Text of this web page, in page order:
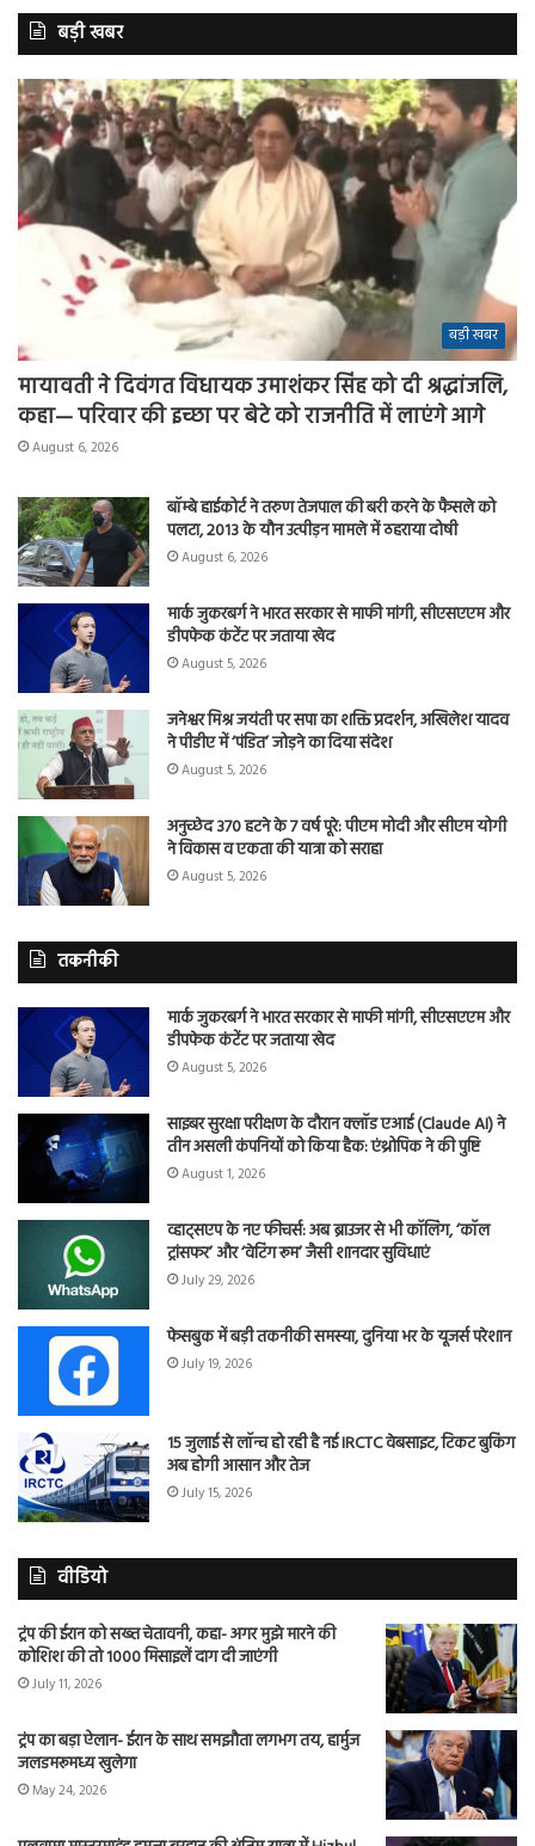
बड़ी खबर
बड़ी खबर
मायावती ने दिवंगत विधायक उमाशंकर सिंह को दी श्रद्धांजलि,
कहा— परिवार की इच्छा पर बेटे को राजनीति में लाएंगे आगे
August 6, 2026
बॉम्बे हाईकोर्ट ने तरुण तेजपाल की बरी करने के फैसले को
पलटा, 2013 के यौन उत्पीड़न मामले में ठहराया दोषी
August 6, 2026
मार्क जुकरबर्ग ने भारत सरकार से माफी मांगी, सीएसएएम और
डीपफेक कंटेंट पर जताया खेद
August 5, 2026
जनेश्वर मिश्र जयंती पर सपा का शक्ति प्रदर्शन, अखिलेश यादव
ने पीडीए में ‘पंडित’ जोड़ने का दिया संदेश
August 5, 2026
अनुच्छेद 370 हटने के 7 वर्ष पूरे: पीएम मोदी और सीएम योगी
ने विकास व एकता की यात्रा को सराहा
August 5, 2026
तकनीकी
मार्क जुकरबर्ग ने भारत सरकार से माफी मांगी, सीएसएएम और
डीपफेक कंटेंट पर जताया खेद
August 5, 2026
साइबर सुरक्षा परीक्षण के दौरान क्लॉड एआई (Claude AI) ने
तीन असली कंपनियों को किया हैक: एंथ्रोपिक ने की पुष्टि
August 1, 2026
व्हाट्सएप के नए फीचर्स: अब ब्राउजर से भी कॉलिंग, ‘कॉल
ट्रांसफर’ और ‘वेटिंग रूम’ जैसी शानदार सुविधाएं
July 29, 2026
फेसबुक में बड़ी तकनीकी समस्या, दुनिया भर के यूजर्स परेशान
July 19, 2026
15 जुलाई से लॉन्च हो रही है नई IRCTC वेबसाइट, टिकट बुकिंग
अब होगी आसान और तेज
July 15, 2026
वीडियो
ट्रंप की ईरान को सख्त चेतावनी, कहा- अगर मुझे मारने की
कोशिश की तो 1000 मिसाइलें दाग दी जाएंगी
July 11, 2026
ट्रंप का बड़ा ऐलान- ईरान के साथ समझौता लगभग तय, हार्मुज
जलडमरूमध्य खुलेगा
May 24, 2026